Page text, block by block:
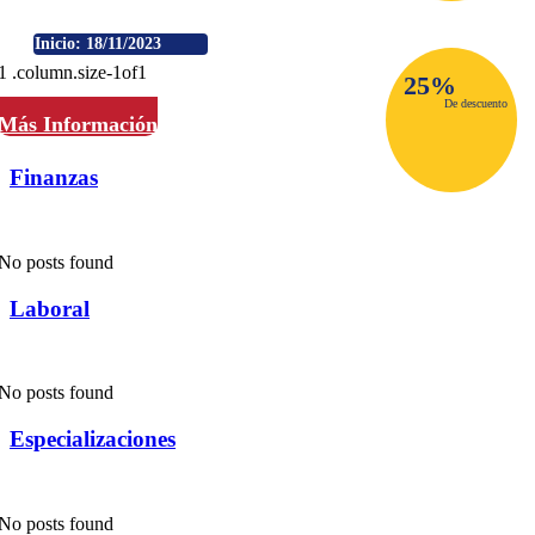
Inicio: 18/11/2023
25%
De descuento
Información
Finanzas
posts found
Laboral
posts found
Especializaciones
posts found